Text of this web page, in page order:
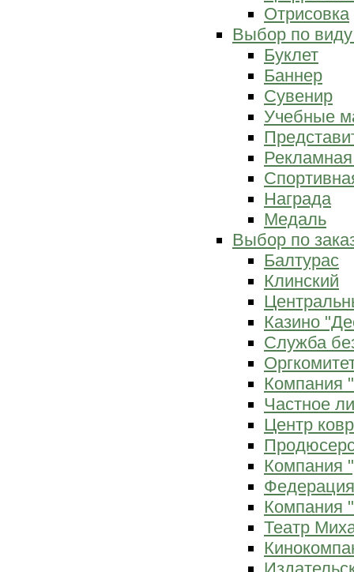
Отрисовка
Выбор по
Буклет
Баннер
Сувенир
Учебные
Награда
Медаль
Выбор по
Балтурас
Клинский
Казино
Служба
Компания
Частное
Центр
Компания
Компания
Театр